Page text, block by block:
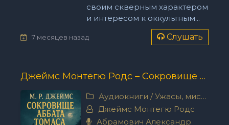
своим скверным характером
и интересом к оккультным...
7 месяцев назад Слушать
Джеймс Монтегю Родс – Сокровище аббата Томаса
Аудиокниги /Ужасы, мистика
Джеймс Монтегю Родс
Абрамович Александр